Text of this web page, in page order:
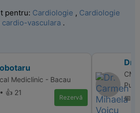
pentru: Cardiologie , Cardiologie
vasculara .
Mediclinic - Bacau
👍 21
Rezervă
Dr.
CM
📅